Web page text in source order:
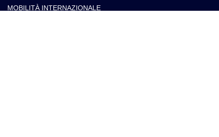
MOBILITÀ INTERNAZIONALE